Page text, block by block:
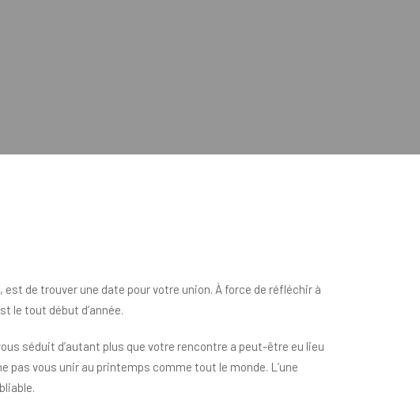
de trouver une date pour votre union. À force de réfléchir à
le tout début d’année.
séduit d’autant plus que votre rencontre a peut-être eu lieu
pas vous unir au printemps comme tout le monde. L’une